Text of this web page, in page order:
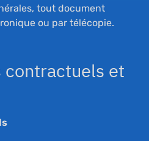
tout document
ou par télécopie.
et